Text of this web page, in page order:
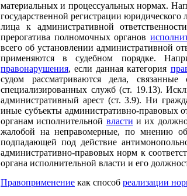
материальных и процессуальных нормах.
государственной регистрации
лица к административной
прерогатива полномочных органов
всего об установлении административной
применяются в судебном порядке.
правонарушения, если данная категория
судом рассматриваются дела,
специализированных служб (ст. 19.13).
административный арест (ст. 3.9). Ни
иные субъекты административно-правовых
органам исполнительной власти и их
жалобой на неправомерные, по мнению
подпадающей под действие
административно-правовых норм к
органа исполнительной власти и его
Правоприменение как способ реализации